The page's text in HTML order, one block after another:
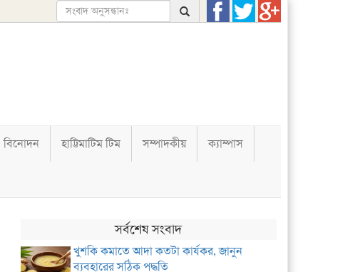
বিনোদন হাট্টিমাটিম টিম সম্পাদকীয় ক্যাম্পাস
সর্বশেষ সংবাদ
খুশকি কমাতে আদা কতটা কার্যকর, জানুন
ব্যবহারের সঠিক পদ্ধতি